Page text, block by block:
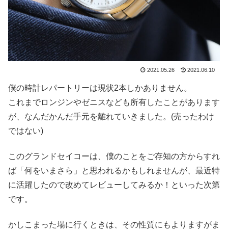
2021.05.26 2021.06.10
僕の時計レパートリーは現状2本しかありません。
これまでロンジンやゼニスなども所有したことがあります
が、なんだかんだ手元を離れていきました。(売ったわけ
ではない)
このグランドセイコーは、僕のことをご存知の方からすれ
ば「何をいまさら」と思われるかもしれませんが、最近特
に活躍したので改めてレビューしてみるか！といった次第
です。
かしこまった場に行くときは、その性質にもよりますがま